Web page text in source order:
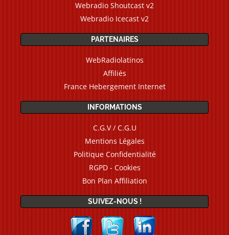
Webradio Shoutcast v2
Webradio Icecast v2
PARTENAIRES
WebRadiolatinos
Affiliés
France Hebergement Internet
INFORMATIONS
C.G.V / C.G.U
Mentions Légales
Politique Confidentialité
RGPD - Cookies
Bon Plan Affiliation
SUIVEZ-NOUS !